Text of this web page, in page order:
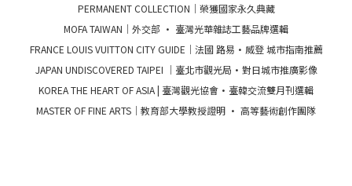
PERMANENT COLLECTION｜榮獲國家永久典藏
MOFA TAIWAN｜外交部 · 臺灣光華雜誌工藝品牌選輯
FRANCE LOUIS VUITTON CITY GUIDE｜法國 路易·威登 城市指南推薦
JAPAN UNDISCOVERED TAIPEI ｜臺北市觀光局·對日城市推廣影像
KOREA THE HEART OF ASIA | 臺灣觀光協會·臺韓交流雙月刊選輯
MASTER OF FINE ARTS｜教育部大學教授證明 · 高等藝術創作團隊